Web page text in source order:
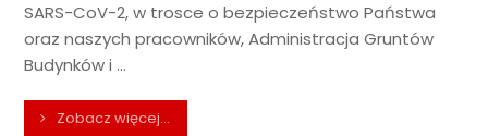
SARS-CoV-2, w trosce o bezpieczeństwo Państwa
oraz naszych pracowników, Administracja Gruntów
Budynków i ...
Zobacz więcej...